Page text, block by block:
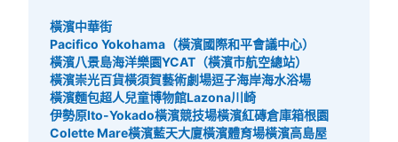
可保管的行李數
中等的:10/ ¥400小的:10/ ¥200
橫濱中華街
Pacifico Yokohama（橫濱國際和平會議中心）
橫濱八景島海洋樂園YCAT（橫濱市航空總站）
橫濱崇光百貨橫須賀藝術劇場逗子海岸海水浴場
橫濱麵包超人兒童博物館Lazona川崎
伊勢原Ito-Yokado橫濱競技場橫濱紅磚倉庫箱根園
Colette Mare橫濱藍天大廈橫濱體育場橫濱高島屋